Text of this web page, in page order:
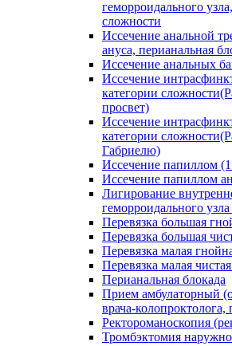
геморроидального
сложности
Иссечение анальной
ануса, перианальная
Иссечение анальных
Иссечение
категории
просвет)
Иссечение
категории
Габриелю)
Иссечение папиллом
Иссечение папиллом
Лигирование
геморроидального узла
Перевязка большая
Перевязка большая
Перевязка малая
Перевязка малая
Перианальная блокада
Прием амбулаторный
врача-
Ректороманоскопия
Тромбэктомия